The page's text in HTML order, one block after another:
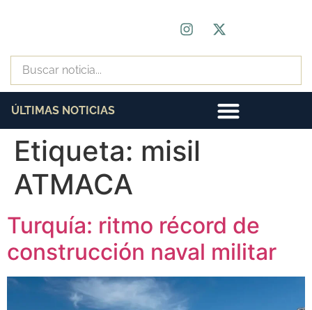
ÚLTIMAS NOTICIAS
Etiqueta: misil
ATMACA
Turquía: ritmo récord de
construcción naval militar